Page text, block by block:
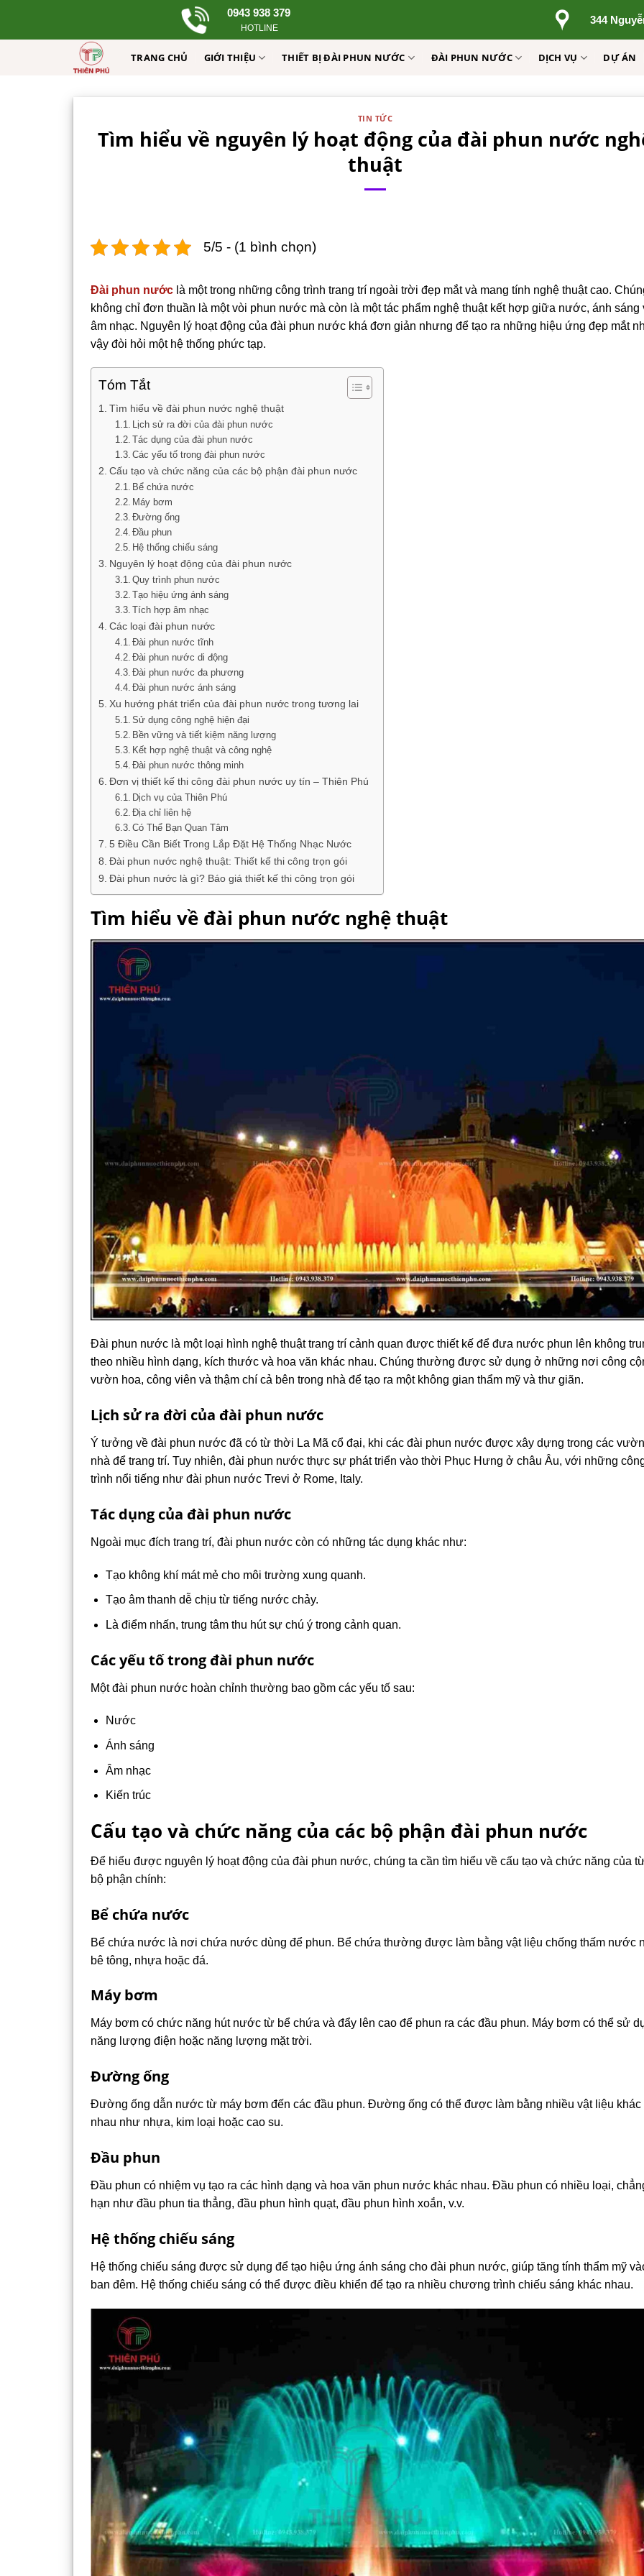
0943 938 379
HOTLINE
344
TRANG CHỦ GIỚI THIỆU THIẾT BỊ ĐÀI PHUN NƯỚC ĐÀI PHUN NƯỚC DỊCH VỤ DỰ ÁN
TIN TỨC
Tìm hiểu về nguyên lý hoạt động của đài phun nước
thuật
5/5 - (1 bình chọn)
Đài phun nước là một trong những công trình trang trí ngoài trời đẹp mắt và mang tính nghệ thuật cao.
không chỉ đơn thuần là một vòi phun nước mà còn là một tác phẩm nghệ thuật kết hợp giữa nước, ánh sáng
âm nhạc. Nguyên lý hoạt động của đài phun nước khá đơn giản nhưng để tạo ra những hiệu ứng đẹp mắt
vậy đòi hỏi một hệ thống phức tạp.
Tóm Tắt
Tìm hiểu về đài phun nước nghệ thuật
Lịch sử ra đời của đài phun nước
Tác dụng của đài phun nước
Các yếu tố trong đài phun nước
Cấu tạo và chức năng của các bộ phận đài phun nước
Bể chứa nước
Máy bơm
Đường ống
Đầu phun
Hệ thống chiếu sáng
Nguyên lý hoạt động của đài phun nước
Quy trình phun nước
Tạo hiệu ứng ánh sáng
Tích hợp âm nhạc
Các loại đài phun nước
Đài phun nước tĩnh
Đài phun nước di động
Đài phun nước đa phương
Đài phun nước ánh sáng
Xu hướng phát triển của đài phun nước trong tương lai
Sử dụng công nghệ hiện đại
Bền vững và tiết kiệm năng lượng
Kết hợp nghệ thuật và công nghệ
Đài phun nước thông minh
Đơn vị thiết kế thi công đài phun nước uy tín – Thiên Phú
Dịch vụ của Thiên Phú
Địa chỉ liên hệ
Có Thể Bạn Quan Tâm
5 Điều Cần Biết Trong Lắp Đặt Hệ Thống Nhạc Nước
Đài phun nước nghệ thuật: Thiết kế thi công trọn gói
Đài phun nước là gì? Báo giá thiết kế thi công trọn gói
Tìm hiểu về đài phun nước nghệ thuật
Đài phun nước là một loại hình nghệ thuật trang trí cảnh quan được thiết kế để đưa nước phun lên không
theo nhiều hình dạng, kích thước và hoa văn khác nhau. Chúng thường được sử dụng ở những nơi công
vườn hoa, công viên và thậm chí cả bên trong nhà để tạo ra một không gian thẩm mỹ và thư giãn.
Lịch sử ra đời của đài phun nước
Ý tưởng về đài phun nước đã có từ thời La Mã cổ đại, khi các đài phun nước được xây dựng trong các vườn
nhà để trang trí. Tuy nhiên, đài phun nước thực sự phát triển vào thời Phục Hưng ở châu Âu, với những
trình nổi tiếng như đài phun nước Trevi ở Rome, Italy.
Tác dụng của đài phun nước
Ngoài mục đích trang trí, đài phun nước còn có những tác dụng khác như:
Tạo không khí mát mẻ cho môi trường xung quanh.
Tạo âm thanh dễ chịu từ tiếng nước chảy.
Là điểm nhấn, trung tâm thu hút sự chú ý trong cảnh quan.
Các yếu tố trong đài phun nước
Một đài phun nước hoàn chỉnh thường bao gồm các yếu tố sau:
Nước
Ánh sáng
Âm nhạc
Kiến trúc
Cấu tạo và chức năng của các bộ phận đài phun nước
Để hiểu được nguyên lý hoạt động của đài phun nước, chúng ta cần tìm hiểu về cấu tạo và chức năng của
bộ phận chính:
Bể chứa nước
Bể chứa nước là nơi chứa nước dùng để phun. Bể chứa thường được làm bằng vật liệu chống thấm nước
bê tông, nhựa hoặc đá.
Máy bơm
Máy bơm có chức năng hút nước từ bể chứa và đẩy lên cao để phun ra các đầu phun. Máy bơm có thể sử
năng lượng điện hoặc năng lượng mặt trời.
Đường ống
Đường ống dẫn nước từ máy bơm đến các đầu phun. Đường ống có thể được làm bằng nhiều vật liệu khác
nhau như nhựa, kim loại hoặc cao su.
Đầu phun
Đầu phun có nhiệm vụ tạo ra các hình dạng và hoa văn phun nước khác nhau. Đầu phun có nhiều loại,
hạn như đầu phun tia thẳng, đầu phun hình quạt, đầu phun hình xoắn, v.v.
Hệ thống chiếu sáng
Hệ thống chiếu sáng được sử dụng để tạo hiệu ứng ánh sáng cho đài phun nước, giúp tăng tính thẩm mỹ
ban đêm. Hệ thống chiếu sáng có thể được điều khiển để tạo ra nhiều chương trình chiếu sáng khác nhau.